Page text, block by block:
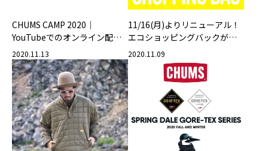
CHUMS CAMP 2020｜
YouTubeでのオンライン配信
イベント
2020.11.13
11/16(月)よりリニューアル！
エコショッピングバックが環
境にやさしい素材に生まれ変
わります。
2020.11.09